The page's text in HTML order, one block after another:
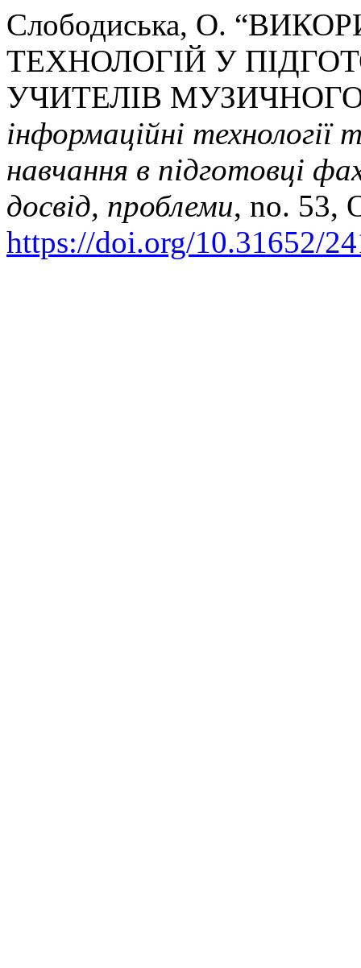
Слободиська, О.
ТЕХНОЛОГІЙ У
УЧИТЕЛІВ
інформаційні технології
навчання в підготовці
досвід, проблеми, no. 53,
https://doi.org/10.31652/